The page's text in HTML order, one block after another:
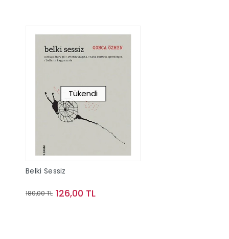
Tükendi
Belki Sessiz
180,00 TL 126,00 TL